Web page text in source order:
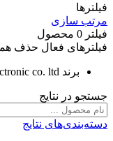
فیلترها
مرتب سازی
فیلتر 0 محصول
فیلترهای فعال حذف
برند co. ltd
جستجو در نتایج
دسته‌بندی‌های نتایج